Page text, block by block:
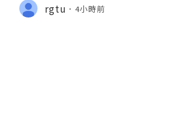
rgtu 4小時前